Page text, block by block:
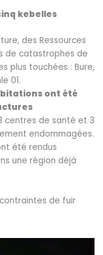
kebelles
des Ressources
de catastrophes de
plus touchées : Bure,
01.
ont été
centres de santé et 3
endommagées.
été rendus
une région déjà
de fuir